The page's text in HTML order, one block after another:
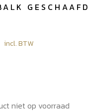
GESCHAAFD
incl. BTW
niet op voorraad